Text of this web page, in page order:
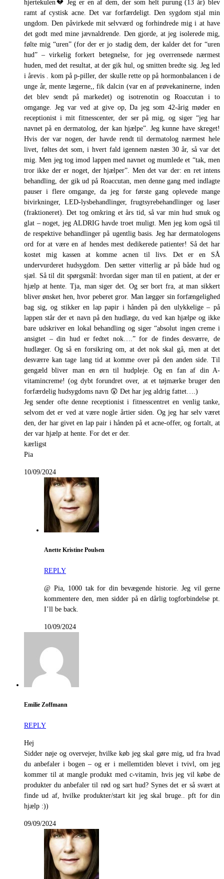
hjertekulen💔 Jeg er en af dem, der som helt purung (13 år) blev
ramt af cystisk acne. Det var forfærdeligt. Den sygdom stjal min
ungdom. Den påvirkede mit selvværd og forhindrede mig i at have
det godt med mine jævnaldrende. Den gjorde, at jeg isolerede mig,
følte mig “uren” (for der er jo stadig dem, der kalder det for “uren
hud” – virkelig forkert betegnelse, for jeg overrensede nærmest
huden, med det resultat, at der gik hul, og smitten bredte sig. Jeg led
i årevis . kom på p-piller, der skulle rette op på hormonbalancen i de
unge år, mente lægerne,, fik dalcin (var en af prøvekaninerne, inden
det blev sendt på markedet) og isotrenotin og Roaccutan i to
omgange. Jeg var ved at give op, Da jeg som 42-årig møder en
receptionist i mit fitnesscenter, der ser på mig, og siger “jeg har
navnet på en dermatolog, der kan hjælpe”. Jeg kunne have skreget!
Hvis der var nogen, der havde rendt til dermatolog nærmest hele
livet, føltes det som, i hvert fald igennem næsten 30 år, så var det
mig. Men jeg tog imod lappen med navnet og mumlede et “tak, men
tror ikke der er noget, der hjælper”. Men det var der: en ret intens
behandling, der gik ud på Roaccutan, men denne gang med indlagte
pauser i flere omgange, da jeg for første gang oplevede mange
bivirkninger, LED-lysbehandlinger, frugtsyrebehandlinger og laser
(fraktioneret). Det tog omkring et års tid, så var min hud smuk og
glat – noget, jeg ALDRIG havde troet muligt. Men jeg kom også til
de respektive behandlinger på ugentlig basis. Jeg har dermatologens
ord for at være en af hendes mest dedikerede patienter! Så det har
kostet mig kassen at komme acnen til livs. Det er en SÅ
undervurderet hudsygdom. Den sætter vitterlig ar på både hud og
sjæl. Så til dit spørgsmål: hvordan siger man til en patient, at der er
hjælp at hente. Tja, man siger det. Og ser bort fra, at man sikkert
bliver ønsket hen, hvor peberet gror. Man lægger sin forfængelighed
bag sig, og stikker en lap papir i hånden på den ulykkelige – på
lappen står der et navn på den hudlæge, du ved kan hjælpe og ikke
bare udskriver en lokal behandling og siger “absolut ingen creme i
ansigtet – din hud er fedtet nok….” for de findes desværre, de
hudlæger. Og så en forsikring om, at det nok skal gå, men at det
desværre kan tage lang tid at komme over på den anden side. Til
gengæld bliver man en ørn til hudpleje. Og en fan af din A-
vitamincreme! (og dybt forundret over, at et tøjmærke bruger den
forfærdelig hudsygdoms navn 😲 Det har jeg aldrig fattet….)
Jeg sender ofte denne receptionist i fitnesscentret en venlig tanke,
selvom det er ved at være nogle årtier siden. Og jeg har selv været
den, der har givet en lap pair i hånden på et acne-offer, og fortalt, at
der var hjælp at hente. For det er der.
kærligst
Pia
10/09/2024
Anette Kristine Poulsen
REPLY
@ Pia, 1000 tak for din bevægende historie. Jeg vil gerne
kommentere den, men sidder på en dårlig togforbindelse pt.
I’ll be back.
10/09/2024
Emilie Zoffmann
REPLY
Hej
Sidder nøje og overvejer, hvilke køb jeg skal gøre mig, ud fra hvad
du anbefaler i bogen – og er i mellemtiden blevet i tvivl, om jeg
kommer til at mangle produkt med c-vitamin, hvis jeg vil købe de
produkter du anbefaler til rød og sart hud? Synes det er så svært at
finde ud af, hvilke produkter/start kit jeg skal bruge.. pft for din
hjælp :))
09/09/2024